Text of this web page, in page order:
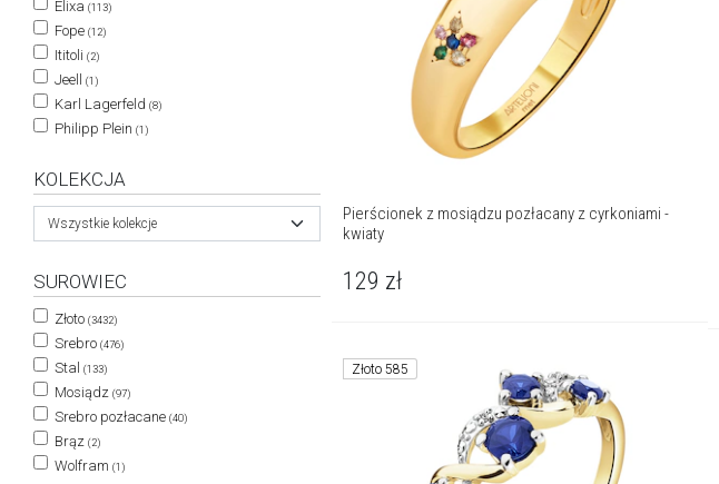
Elixa (113)
Fope (12)
Ititoli (2)
Jeell (1)
Karl Lagerfeld (8)
Philipp Plein (1)
KOLEKCJA
Wszystkie kolekcje
SUROWIEC
Złoto (3432)
Srebro (476)
Stal (133)
Mosiądz (97)
Srebro pozłacane (40)
Brąz (2)
Wolfram (1)
Pierścionek z mosiądzu pozłacany z cyrkoniami -
kwiaty
129 zł
Złoto 585